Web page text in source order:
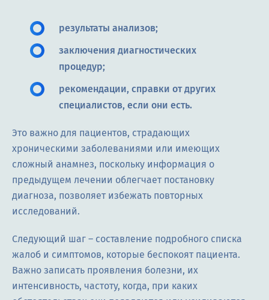
результаты анализов;
заключения диагностических
процедур;
рекомендации, справки от других
специалистов, если они есть.
Это важно для пациентов, страдающих
хроническими заболеваниями или имеющих
сложный анамнез, поскольку информация о
предыдущем лечении облегчает постановку
диагноза, позволяет избежать повторных
исследований.
Следующий шаг – составление подробного списка
жалоб и симптомов, которые беспокоят пациента.
Важно записать проявления болезни, их
интенсивность, частоту, когда, при каких